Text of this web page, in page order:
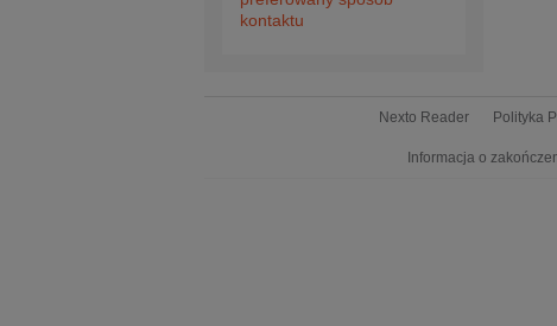
kontaktu
Nexto Reader Polityka
Informacja o